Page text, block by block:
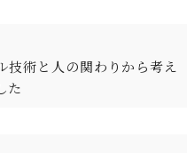
術と人の関わりから考え
た